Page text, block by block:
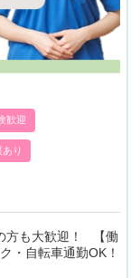
歓迎
り
方も大歓迎！ 【働
・自転車通勤OK！